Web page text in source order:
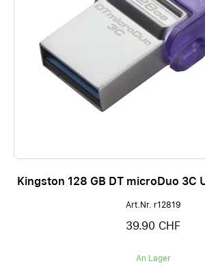
Kingston 128 GB DT microDuo 3C
Art.Nr. r12819
39.90 CHF
An Lager